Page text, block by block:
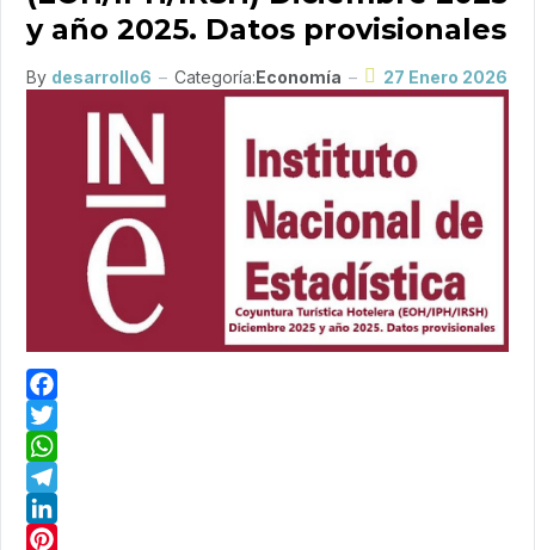
y año 2025. Datos provisionales
By desarrollo6 Categoría:Economía 27 Enero 2026
Facebook
Twitter
WhatsApp
Telegram
LinkedIn